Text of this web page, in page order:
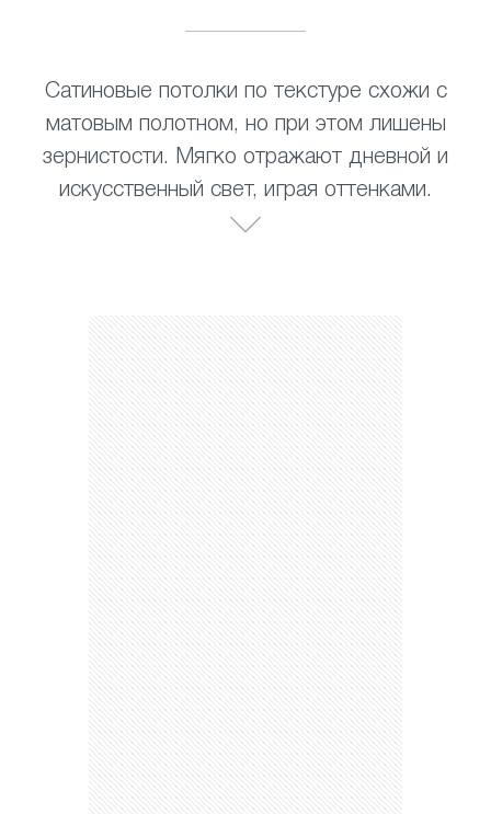
Сатиновые потолки по текстуре схожи с
матовым полотном, но при этом лишены
зернистости. Мягко отражают дневной и
искусственный свет, играя оттенками.